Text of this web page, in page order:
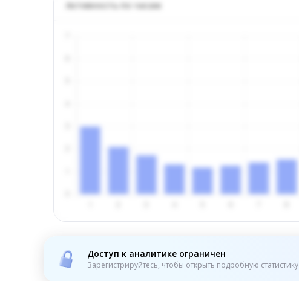
Активность по часам
Доступ к аналитике ограничен
Зарегистрируйтесь, чтобы открыть подробную статистику